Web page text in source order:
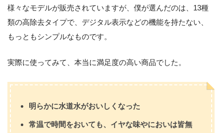
様々なモデルが販売されていますが、僕が選んだのは、13種
類の高除去タイプで、デジタル表示などの機能を持たない、
もっともシンプルなものです。
実際に使ってみて、本当に満足度の高い商品でした。
明らかに水道水がおいしくなった
常温で時間をおいても、イヤな味やにおいは皆無